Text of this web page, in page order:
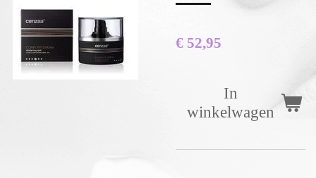
€ 52,95
In
winkelwagen